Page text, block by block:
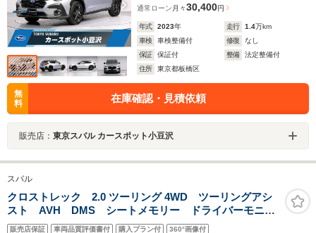
通常ローン 月々30,400円
年式 2023年 走行 1.4万km
車検
車検整備付 修復
なし
保証
保証付 整備
法定整備付
住所
東京都板橋区
無
料
在庫確認・見積依頼
販売店： 東京スバル カースポット小豆沢
スバル
クロストレック 2.0 ツーリング 4WD ツーリングアシ
スト AVH DMS シートメモリー ドライバーモニタ
リングシステム ステアリングヒーター シートヒータ
販売店保証 車両品質評価書付 購入プラン付 360°画像付